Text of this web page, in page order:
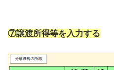
⑦譲渡所得等を入力する